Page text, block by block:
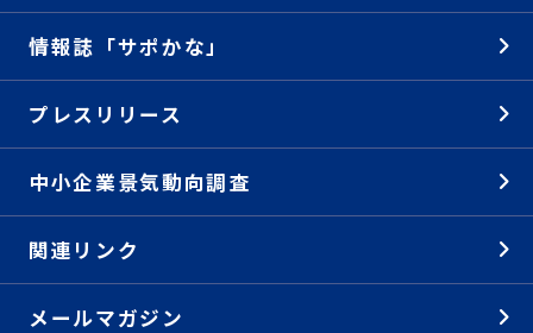
情報誌「サポかな」
プレスリリース
中小企業景気動向調査
関連リンク
メールマガジン